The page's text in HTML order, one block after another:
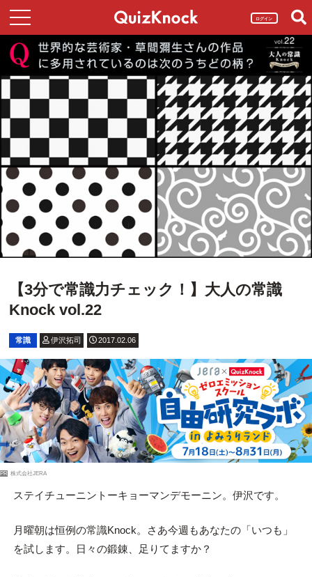
ログイン
【3分で常識力チェック！】大人の常識
Knock vol.22
常識 伊沢拓司 2017.02.06
PR 株式会社JERA
ステイチューニントーキョーマンデモーニン。伊沢です。
月曜朝は恒例の常識Knock。さあ今週もあなたの「いつも」
を試します。日々の鍛錬、足りてますか？